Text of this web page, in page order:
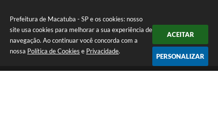
Prefeitura de Macatuba - SP e os cookies: nosso
site usa cookies para melhorar a sua experiência de
navegação. Ao continuar você concorda com a
nossa Política de Cookies e Privacidade.
ACEITAR
PERSONALIZAR